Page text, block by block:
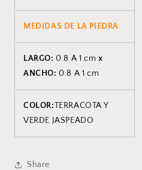
MEDIDAS DE LA PIEDRA
LARGO:0.8 A 1 cm x
ANCHO: 0.8 A 1 cm
COLOR:TERRACOTA Y
VERDE JASPEADO
Share